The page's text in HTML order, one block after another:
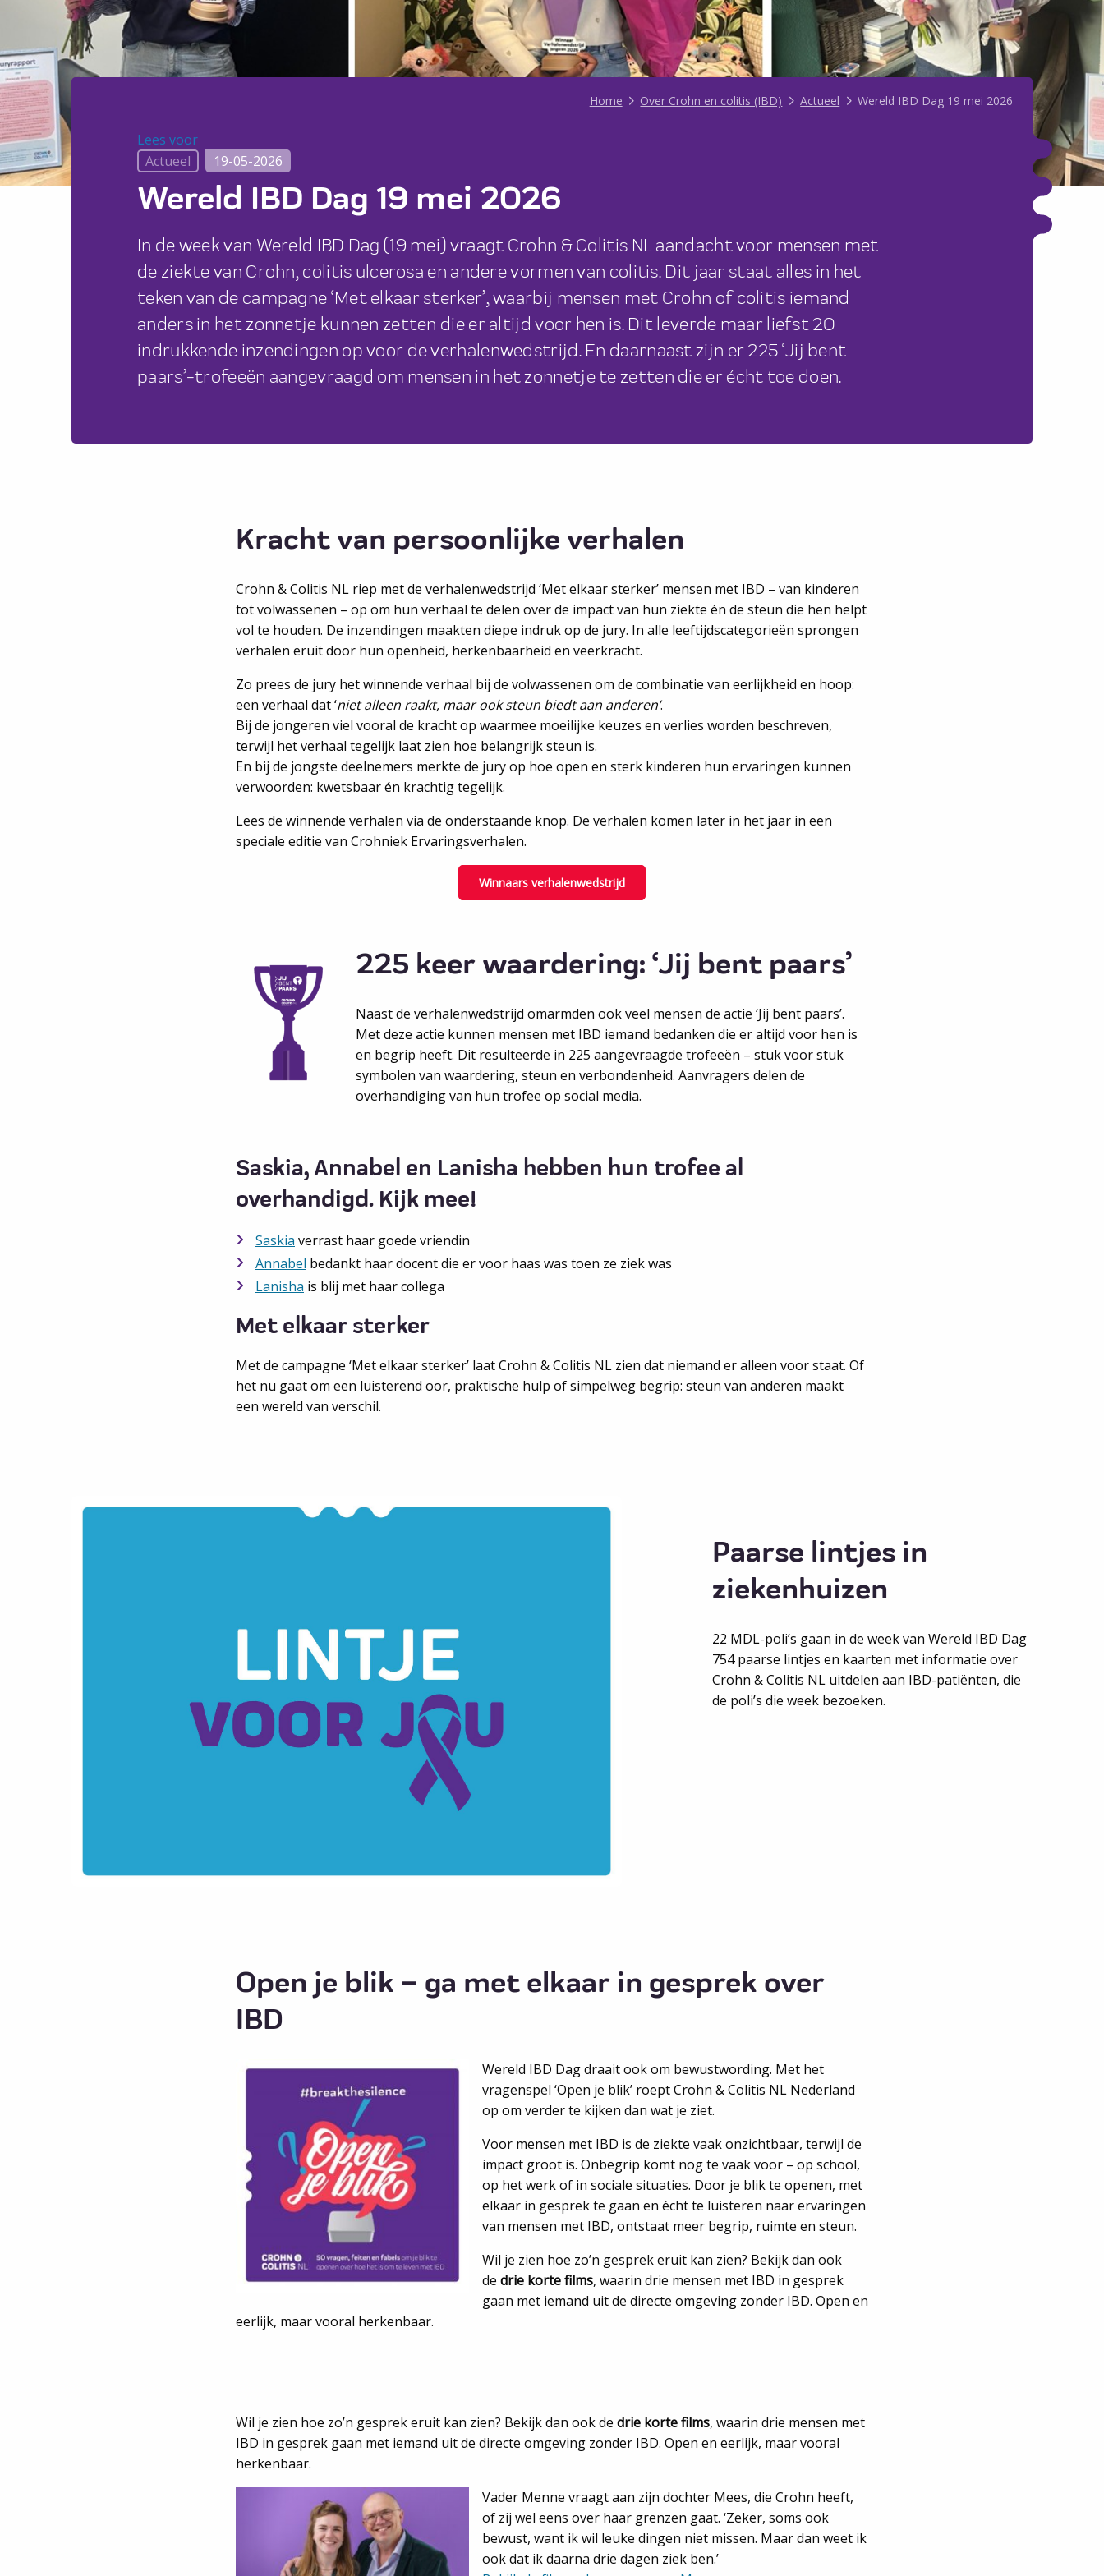
Home Over Crohn en colitis (IBD) Actueel Wereld IBD Dag 19 mei 2026
Lees voorLees voor
Actueel
19-05-2026
Wereld IBD Dag 19 mei 2026
In de week van Wereld IBD Dag (19 mei) vraagt Crohn & Colitis NL aandacht voor mensen met
de ziekte van Crohn, colitis ulcerosa en andere vormen van colitis. Dit jaar staat alles in het
teken van de campagne ‘Met elkaar sterker’, waarbij mensen met Crohn of colitis iemand
anders in het zonnetje kunnen zetten die er altijd voor hen is. Dit leverde maar liefst 20
indrukkende inzendingen op voor de verhalenwedstrijd. En daarnaast zijn er 225 ‘Jij bent
paars’-trofeeën aangevraagd om mensen in het zonnetje te zetten die er écht toe doen.
Kracht van persoonlijke verhalen
Crohn & Colitis NL riep met de verhalenwedstrijd ‘Met elkaar sterker’ mensen met IBD – van kinderen
tot volwassenen – op om hun verhaal te delen over de impact van hun ziekte én de steun die hen helpt
vol te houden. De inzendingen maakten diepe indruk op de jury. In alle leeftijdscategorieën sprongen
verhalen eruit door hun openheid, herkenbaarheid en veerkracht.
Zo prees de jury het winnende verhaal bij de volwassenen om de combinatie van eerlijkheid en hoop:
een verhaal dat ‘niet alleen raakt, maar ook steun biedt aan anderen’.
Bij de jongeren viel vooral de kracht op waarmee moeilijke keuzes en verlies worden beschreven,
terwijl het verhaal tegelijk laat zien hoe belangrijk steun is.
En bij de jongste deelnemers merkte de jury op hoe open en sterk kinderen hun ervaringen kunnen
verwoorden: kwetsbaar én krachtig tegelijk.
Lees de winnende verhalen via de onderstaande knop. De verhalen komen later in het jaar in een
speciale editie van Crohniek Ervaringsverhalen.
Winnaars verhalenwedstrijd
225 keer waardering: ‘Jij bent paars’
Naast de verhalenwedstrijd omarmden ook veel mensen de actie ‘Jij bent paars’.
Met deze actie kunnen mensen met IBD iemand bedanken die er altijd voor hen is
en begrip heeft. Dit resulteerde in 225 aangevraagde trofeeën – stuk voor stuk
symbolen van waardering, steun en verbondenheid. Aanvragers delen de
overhandiging van hun trofee op social media.
Saskia, Annabel en Lanisha hebben hun trofee al
overhandigd. Kijk mee!
Saskia verrast haar goede vriendin
Annabel bedankt haar docent die er voor haas was toen ze ziek was
Lanisha is blij met haar collega
Met elkaar sterker
Met de campagne ‘Met elkaar sterker’ laat Crohn & Colitis NL zien dat niemand er alleen voor staat. Of
het nu gaat om een luisterend oor, praktische hulp of simpelweg begrip: steun van anderen maakt
een wereld van verschil.
Paarse lintjes in
ziekenhuizen
22 MDL-poli’s gaan in de week van Wereld IBD Dag
754 paarse lintjes en kaarten met informatie over
Crohn & Colitis NL uitdelen aan IBD-patiënten, die
de poli’s die week bezoeken.
Open je blik – ga met elkaar in gesprek over
IBD
Wereld IBD Dag draait ook om bewustwording. Met het
vragenspel ‘Open je blik’ roept Crohn & Colitis NL Nederland
op om verder te kijken dan wat je ziet.
Voor mensen met IBD is de ziekte vaak onzichtbaar, terwijl de
impact groot is. Onbegrip komt nog te vaak voor – op school,
op het werk of in sociale situaties. Door je blik te openen, met
elkaar in gesprek te gaan en écht te luisteren naar ervaringen
van mensen met IBD, ontstaat meer begrip, ruimte en steun.
Wil je zien hoe zo’n gesprek eruit kan zien? Bekijk dan ook
de drie korte films, waarin drie mensen met IBD in gesprek
gaan met iemand uit de directe omgeving zonder IBD. Open en
eerlijk, maar vooral herkenbaar.
Wil je zien hoe zo’n gesprek eruit kan zien? Bekijk dan ook de drie korte films, waarin drie mensen met
IBD in gesprek gaan met iemand uit de directe omgeving zonder IBD. Open en eerlijk, maar vooral
herkenbaar.
Vader Menne vraagt aan zijn dochter Mees, die Crohn heeft,
of zij wel eens over haar grenzen gaat. ‘Zeker, soms ook
bewust, want ik wil leuke dingen niet missen. Maar dan weet ik
ook dat ik daarna drie dagen ziek ben.’